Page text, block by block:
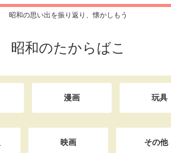
昭和の思い出を振り返り、懐かしもう
昭和のたからばこ
漫画 玩具
映画 その他